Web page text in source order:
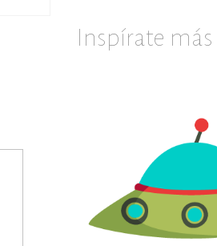
Inspírate